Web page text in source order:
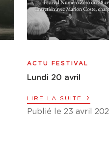
ACTU FESTIVAL
Lundi 20 avril
LIRE LA SUITE ›
Publié le 23 avril